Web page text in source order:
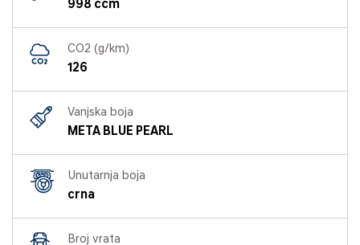
998 ccm
CO2 (g/km)
126
Vanjska boja
META BLUE PEARL
Unutarnja boja
crna
Broj vrata